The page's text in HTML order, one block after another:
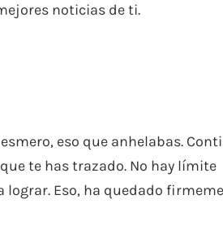
noticias de ti.
eso que anhelabas.
te has trazado. No hay límite
lograr. Eso, ha quedado